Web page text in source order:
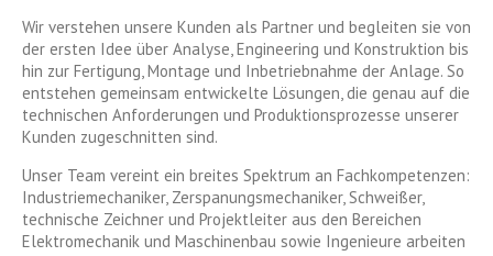
Wir verstehen unsere Kunden als Partner und begleiten sie von
der ersten Idee über Analyse, Engineering und Konstruktion bis
hin zur Fertigung, Montage und Inbetriebnahme der Anlage. So
entstehen gemeinsam entwickelte Lösungen, die genau auf die
technischen Anforderungen und Produktionsprozesse unserer
Kunden zugeschnitten sind.
Unser Team vereint ein breites Spektrum an Fachkompetenzen:
Industriemechaniker, Zerspanungsmechaniker, Schweißer,
technische Zeichner und Projektleiter aus den Bereichen
Elektromechanik und Maschinenbau sowie Ingenieure arbeiten